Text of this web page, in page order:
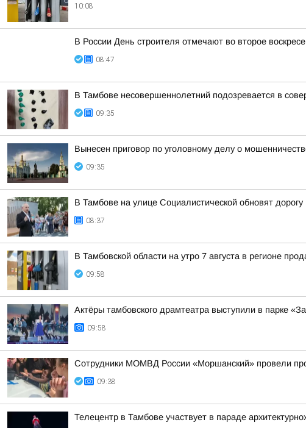
10:08
В России День строителя отмечают во второе
08:47
В Тамбове несовершеннолетний подозревается в
09:35
Вынесен приговор по уголовному делу о
09:35
В Тамбове на улице Социалистической обновят
08:37
В Тамбовской области на утро 7 августа в регионе
09:58
Актёры тамбовского драмтеатра выступили в парке
09:58
Сотрудники МОМВД России «Моршанский» провели
09:38
Телецентр в Тамбове участвует в параде